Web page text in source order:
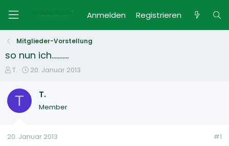
Anmelden Registrieren
Mitglieder-Vorstellung
so nun ich...........
E
s
e
e
T.
E
t
e
t
20. Januar 2013
T T.
Member
20. Januar 2013 #1